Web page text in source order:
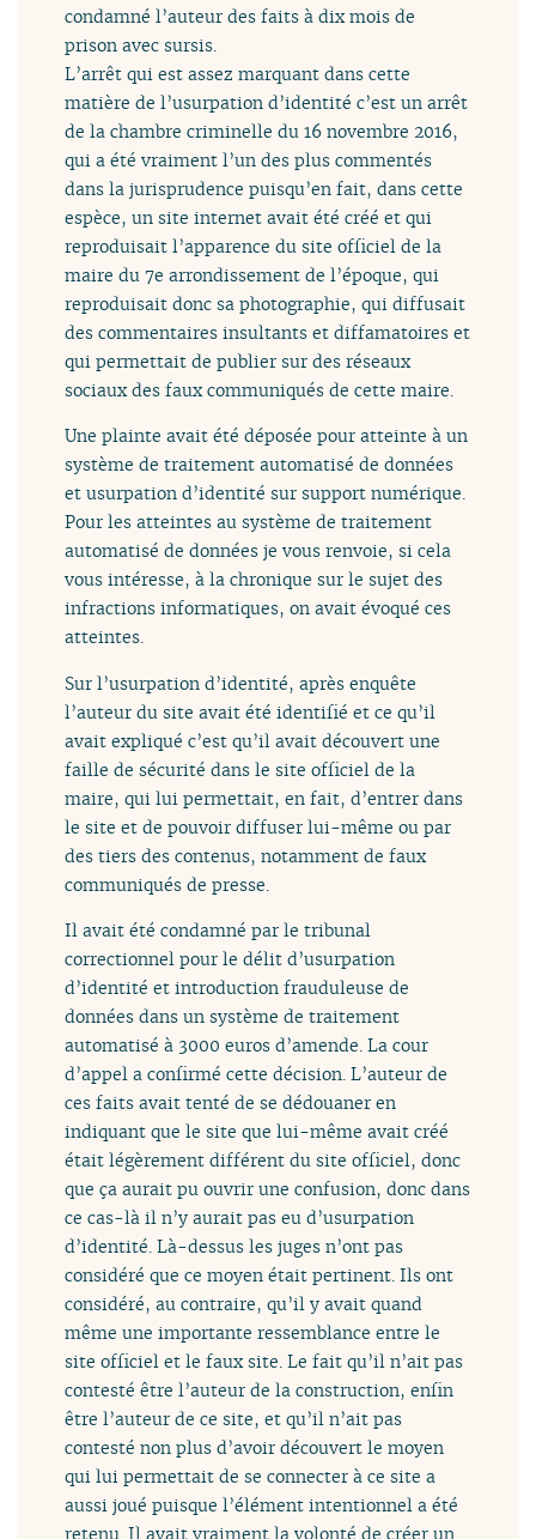
condamné l’auteur des faits à dix mois de
prison avec sursis.
L’arrêt qui est assez marquant dans cette
matière de l’usurpation d’identité c’est un arrêt
de la chambre criminelle du 16 novembre 2016,
qui a été vraiment l’un des plus commentés
dans la jurisprudence puisqu’en fait, dans cette
espèce, un site internet avait été créé et qui
reproduisait l’apparence du site officiel de la
maire du 7e arrondissement de l’époque, qui
reproduisait donc sa photographie, qui diffusait
des commentaires insultants et diffamatoires et
qui permettait de publier sur des réseaux
sociaux des faux communiqués de cette maire.
Une plainte avait été déposée pour atteinte à un
système de traitement automatisé de données
et usurpation d’identité sur support numérique.
Pour les atteintes au système de traitement
automatisé de données je vous renvoie, si cela
vous intéresse, à la chronique sur le sujet des
infractions informatiques, on avait évoqué ces
atteintes.
Sur l’usurpation d’identité, après enquête
l’auteur du site avait été identifié et ce qu’il
avait expliqué c’est qu’il avait découvert une
faille de sécurité dans le site officiel de la
maire, qui lui permettait, en fait, d’entrer dans
le site et de pouvoir diffuser lui-même ou par
des tiers des contenus, notamment de faux
communiqués de presse.
Il avait été condamné par le tribunal
correctionnel pour le délit d’usurpation
d’identité et introduction frauduleuse de
données dans un système de traitement
automatisé à 3000 euros d’amende. La cour
d’appel a confirmé cette décision. L’auteur de
ces faits avait tenté de se dédouaner en
indiquant que le site que lui-même avait créé
était légèrement différent du site officiel, donc
que ça aurait pu ouvrir une confusion, donc dans
ce cas-là il n’y aurait pas eu d’usurpation
d’identité. Là-dessus les juges n’ont pas
considéré que ce moyen était pertinent. Ils ont
considéré, au contraire, qu’il y avait quand
même une importante ressemblance entre le
site officiel et le faux site. Le fait qu’il n’ait pas
contesté être l’auteur de la construction, enfin
être l’auteur de ce site, et qu’il n’ait pas
contesté non plus d’avoir découvert le moyen
qui lui permettait de se connecter à ce site a
aussi joué puisque l’élément intentionnel a été
retenu. Il avait vraiment la volonté de créer un